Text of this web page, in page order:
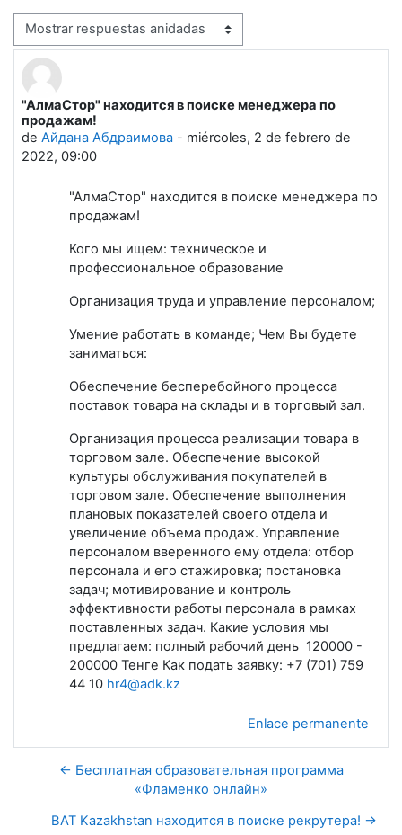
Mostrar modo
"АлмаСтор" находится в поиске менеджера по
продажам!
de Айдана Абдраимова - miércoles, 2 de febrero de
2022, 09:00
Número de respuestas: 0
"АлмаСтор" находится в поиске менеджера по
продажам!
Кого мы ищем: техническое и
профессиональное образование
Организация труда и управление персоналом;
Умение работать в команде; Чем Вы будете
заниматься:
Обеспечение бесперебойного процесса
поставок товара на склады и в торговый зал.
Организация процесса реализации товара в
торговом зале. Обеспечение высокой
культуры обслуживания покупателей в
торговом зале. Обеспечение выполнения
плановых показателей своего отдела и
увеличение объема продаж. Управление
персоналом вверенного ему отдела: отбор
персонала и его стажировка; постановка
задач; мотивирование и контроль
эффективности работы персонала в рамках
поставленных задач. Какие условия мы
предлагаем: полный рабочий день 120000 -
200000 Тенге Как подать заявку: +7 (701) 759
44 10 hr4@adk.kz
Enlace permanente
← Бесплатная образовательная программа
«Фламенко онлайн»
BAT Kazakhstan находится в поиске рекрутера! →